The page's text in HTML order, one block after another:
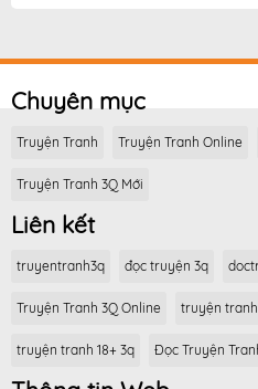
Chuyên mục
Truyện Tranh Truyện Tranh Online
Truyện Tranh 3Q Mới
Liên kết
truyentranh3q đọc truyện 3q
Truyện Tranh 3Q Online truyện tranh
truyện tranh 18+ 3q Đọc Truyện